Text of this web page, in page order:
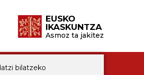
EUSKO
IKASKUNTZA
Asmoz ta jakitez